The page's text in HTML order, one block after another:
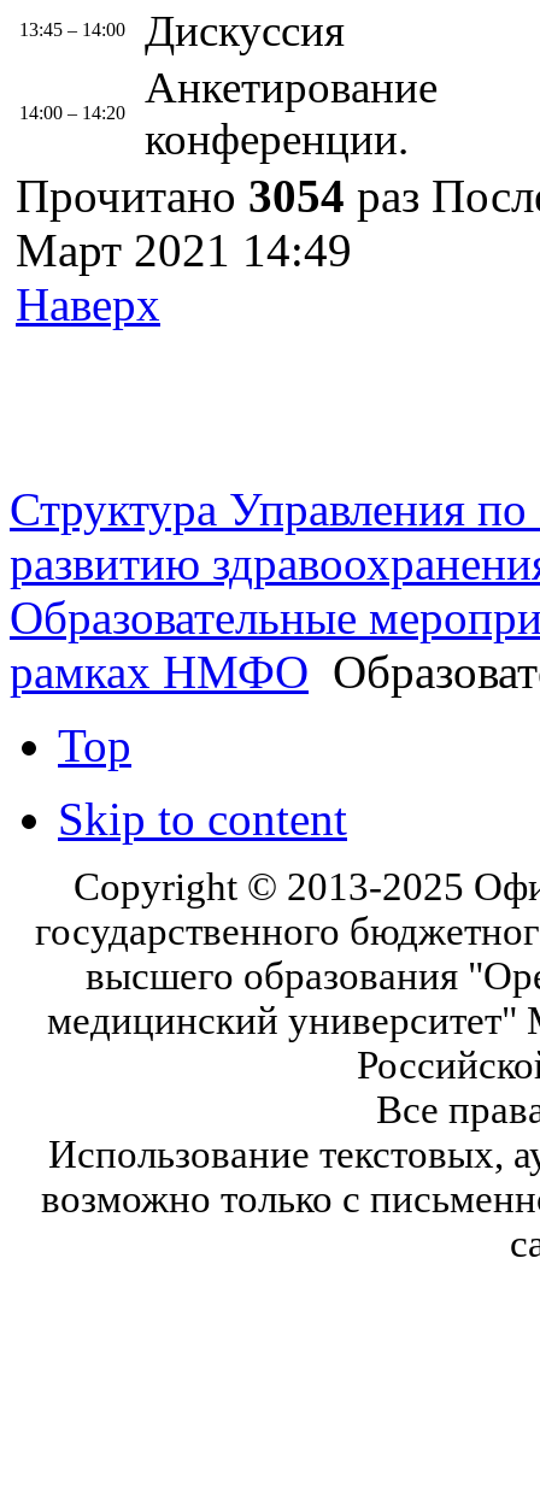
13:45 – 14:00 Дискуссия
14:00 – 14:20
конференции.
Прочитано 3054 раз
Март 2021 14:49
Наверх
Структура Управления
развитию
Образовательные
рамках НМФО
Top
Skip to content
Copyright © 2013-2025
государственного
высшего образования
медицинский университет"
Все
Использование текстовых,
возможно только с